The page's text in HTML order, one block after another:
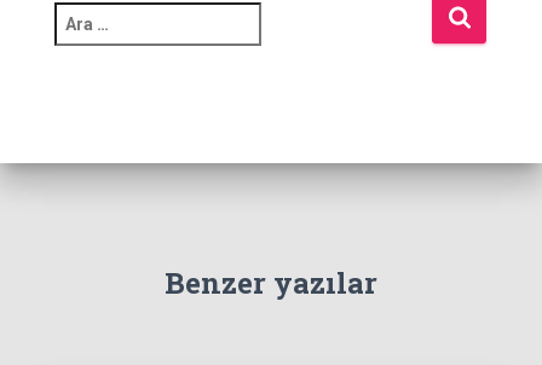
r
Benzer yazılar